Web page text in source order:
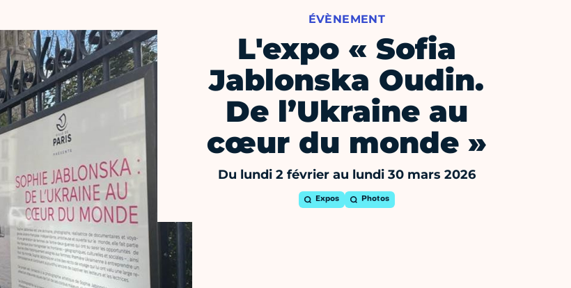
ÉVÈNEMENT
L'expo « Sofia
Jablonska Oudin.
De l’Ukraine au
cœur du monde »
Du lundi 2 février au lundi 30 mars 2026
Expos Photos